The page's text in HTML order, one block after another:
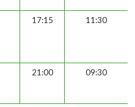
17:15 11:30
21:00 09:30